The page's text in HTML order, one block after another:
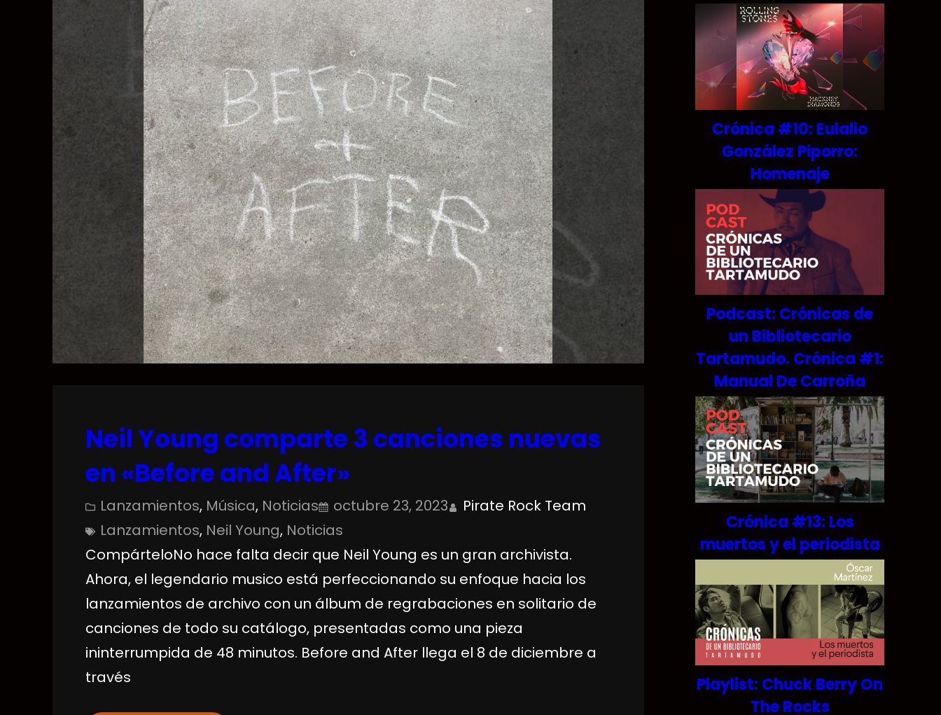
Neil Young comparte 3 canciones nuevas
en «Before and After»
Lanzamientos, Música, Noticias octubre 23, 2023
Pirate Rock Team
Lanzamientos, Neil Young, Noticias
CompárteloNo hace falta decir que Neil Young es un gran archivista.
Ahora, el legendario musico está perfeccionando su enfoque hacia los
lanzamientos de archivo con un álbum de regrabaciones en solitario de
canciones de todo su catálogo, presentadas como una pieza
ininterrumpida de 48 minutos. Before and After llega el 8 de diciembre a
través
Crónica #10: Eulalio
González Piporro:
Homenaje
Podcast: Crónicas de
un Bibliotecario
Tartamudo. Crónica #1:
Manual De Carroña
Crónica #13: Los
muertos y el periodista
Playlist: Chuck Berry On
The Rocks